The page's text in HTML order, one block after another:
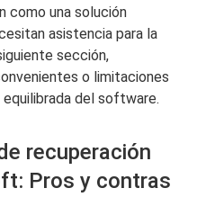
como una solución
asistencia para la
sección,
o limitaciones
equilibrada del software.
recuperación
Pros y contras